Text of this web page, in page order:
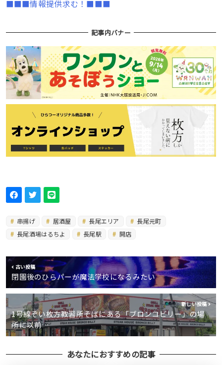
■■■情報提供求む！■■■
記事内バナー
串揚げ 居酒屋 長尾エリア
長尾元町
長尾酒場はるちよ
長尾駅 開店
古い投稿
閉園後のひらパーが魔法学校になるみたい
新しい投稿
1号線ぞい枚方教習所そばにある「ブロンコビリー」の場
所に以前…
あなたにおすすめの記事